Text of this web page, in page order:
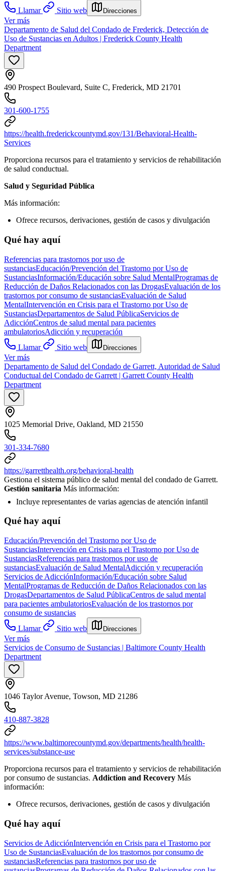
Llamar
Sitio web Direcciones
Ver más
Departamento de Salud del Condado de Frederick, Detección de
Uso de Sustancias en Adultos | Frederick County Health
Department
490 Prospect Boulevard, Suite C, Frederick, MD 21701
301-600-1755
https://health.frederickcountymd.gov/131/Behavioral-Health-
Services
Proporciona recursos para el tratamiento y servicios de rehabilitación
de salud conductual.
Salud y Seguridad Pública
Más información:
Ofrece recursos, derivaciones, gestión de casos y divulgación
Qué hay aquí
Referencias para trastornos por uso de
sustanciasEducación/Prevención del Trastorno por Uso de
SustanciasInformación/Educación sobre Salud MentalProgramas de
Reducción de Daños Relacionados con las DrogasEvaluación de los
trastornos por consumo de sustanciasEvaluación de Salud
MentalIntervención en Crisis para el Trastorno por Uso de
SustanciasDepartamentos de Salud PúblicaServicios de
AdicciónCentros de salud mental para pacientes
ambulatoriosAdicción y recuperación
Llamar
Sitio web Direcciones
Ver más
Departamento de Salud del Condado de Garrett, Autoridad de Salud
Conductual del Condado de Garrett | Garrett County Health
Department
1025 Memorial Drive, Oakland, MD 21550
301-334-7680
https://garretthealth.org/behavioral-health
Gestiona el sistema público de salud mental del condado de Garrett.
Gestión sanitaria Más información:
Incluye representantes de varias agencias de atención infantil
Qué hay aquí
Educación/Prevención del Trastorno por Uso de
SustanciasIntervención en Crisis para el Trastorno por Uso de
SustanciasReferencias para trastornos por uso de
sustanciasEvaluación de Salud MentalAdicción y recuperación
Servicios de AdicciónInformación/Educación sobre Salud
MentalProgramas de Reducción de Daños Relacionados con las
DrogasDepartamentos de Salud PúblicaCentros de salud mental
para pacientes ambulatoriosEvaluación de los trastornos por
consumo de sustancias
Llamar
Sitio web Direcciones
Ver más
Servicios de Consumo de Sustancias | Baltimore County Health
Department
1046 Taylor Avenue, Towson, MD 21286
410-887-3828
https://www.baltimorecountymd.gov/departments/health/health-
services/substance-use
Proporciona recursos para el tratamiento y servicios de rehabilitación
por consumo de sustancias. Addiction and Recovery Más
información:
Ofrece recursos, derivaciones, gestión de casos y divulgación
Qué hay aquí
Servicios de AdicciónIntervención en Crisis para el Trastorno por
Uso de SustanciasEvaluación de los trastornos por consumo de
sustanciasReferencias para trastornos por uso de